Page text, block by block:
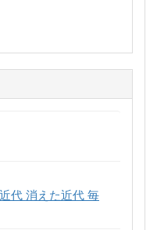
代 消えた近代 毎